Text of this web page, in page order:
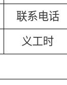
联系电话
义工时